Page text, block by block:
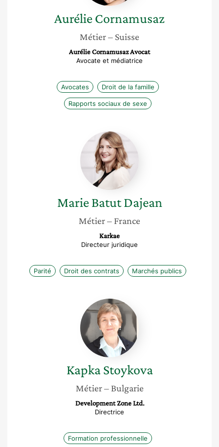
AurélieCornamusaz
Métier– Suisse
Aurélie Cornamusaz Avocat
Avocate et médiatrice
Avocates Droit de la famille
Rapports sociaux de sexe
Marie
Batut
Dajean
Marie Batut Dajean
Métier– France
Karkae
Directeur juridique
Parité Droit des contrats Marchés publics
Kapka
Stoykova
Kapka Stoykova
Métier – Bulgarie
Development Zone Ltd.
Directrice
Formation professionnelle